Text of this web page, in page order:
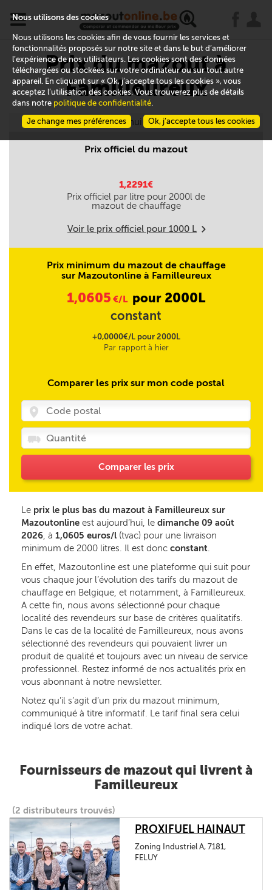
x
Prix du mazout à
Familleureux
Aujourd'hui le 10/08
Prix officiel du mazout
1,2291€
Prix officiel par litre pour 2000l de
mazout de chauffage
Voir le prix officiel pour 1000 L m
Prix minimum du mazout de chauffage
sur Mazoutonline à Familleureux
1,0605 €/L pour 2000L
constant
+0,0000€/L pour 2000L
Par rapport à hier
Comparer les prix sur mon code postal
Comparer les prix
Le prix le plus bas du mazout à Familleureux sur
Mazoutonline est aujourd’hui, le dimanche 09 août
2026, à 1,0605 euros/l (tvac) pour une livraison
minimum de 2000 litres. Il est donc constant.
En effet, Mazoutonline est une plateforme qui suit pour
vous chaque jour l’évolution des tarifs du mazout de
chauffage en Belgique, et notamment, à Familleureux.
A cette fin, nous avons sélectionné pour chaque
localité des revendeurs sur base de critères qualitatifs.
Dans le cas de la localité de Familleureux, nous avons
sélectionné des revendeurs qui pouvaient livrer un
produit de qualité et toujours avec un niveau de service
professionnel. Restez informé de nos actualités prix en
vous abonnant à notre newsletter.
Notez qu’il s’agit d’un prix du mazout minimum,
communiqué à titre informatif. Le tarif final sera celui
indiqué lors de votre achat.
Fournisseurs de mazout qui livrent à
Familleureux
(2 distributeurs trouvés)
PROXIFUEL HAINAUT
Zoning Industriel A, 7181,
FELUY
Nous utilisons des cookies
Nous utilisons les cookies afin de vous fournir les services et
fonctionnalités proposés sur notre site et dans le but d’améliorer
l’expérience de nos utilisateurs. Les cookies sont des données
téléchargées ou stockées sur votre ordinateur ou sur tout autre
appareil. En cliquant sur « Ok, j’accepte tous les cookies », vous
acceptez l’utilisation des cookies. Vous trouverez plus de détails
dans notre politique de confidentialité.
Ok, j’accepte tous les cookies
Je change mes préférences